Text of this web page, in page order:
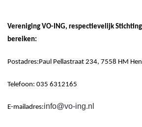
Vereniging VO-ING, respectievelijk
bereiken:
Postadres:Paul Pellastraat 234, 7558 HM
Telefoon: 035 6312165
E-mailadres:info@vo-ing.nl